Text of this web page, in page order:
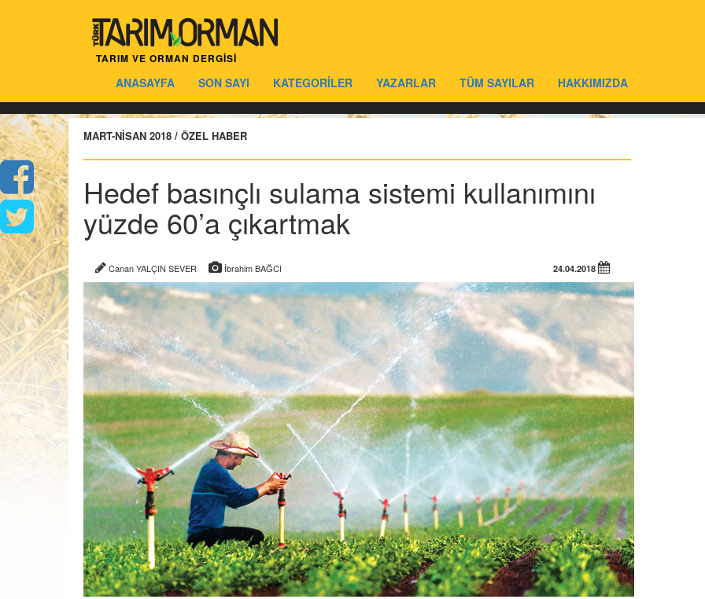
TARIM VE ORMAN DERGİSİ
ANASAYFA SON SAYI KATEGORİLER YAZARLAR TÜM SAYILAR HAKKIMIZDA
MART-NİSAN 2018 / ÖZEL HABER
Hedef basınçlı sulama sistemi kullanımını
yüzde 60’a çıkartmak
Canan YALÇIN SEVER İbrahim BAĞCI 24.04.2018